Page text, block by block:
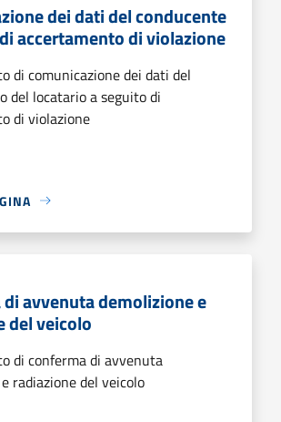
dei dati del conducente
accertamento di violazione
di comunicazione dei dati del
del locatario a seguito di
di violazione
avvenuta demolizione e
del veicolo
di conferma di avvenuta
radiazione del veicolo